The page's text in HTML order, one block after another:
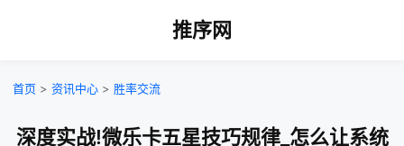
推序网
首页 > 资讯中心 > 胜率交流
深度实战!微乐卡五星技巧规律_怎么让系统